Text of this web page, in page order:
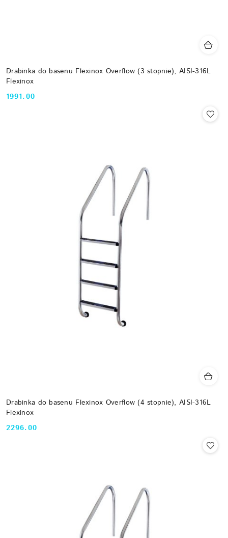
Drabinka do basenu Flexinox Overflow (3 stopnie), AISI-316L
Flexinox
Cena:
1991.00
Drabinka do basenu Flexinox Overflow (4 stopnie), AISI-316L
Flexinox
Cena:
2296.00